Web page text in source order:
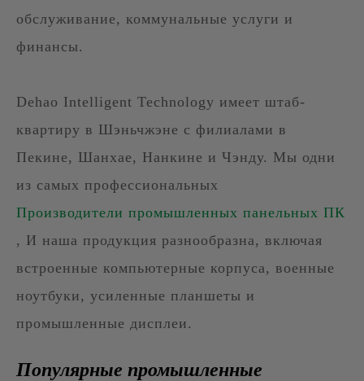
обслуживание, коммунальные услуги и
финансы.
Dehao Intelligent Technology имеет штаб-
квартиру в Шэньчжэне с филиалами в
Пекине, Шанхае, Нанкине и Чэнду. Мы одни
из самых профессиональных
Производители промышленных панельных ПК
, И наша продукция разнообразна, включая
встроенные компьютерные корпуса, военные
ноутбуки, усиленные планшеты и
промышленные дисплеи.
Популярные промышленные